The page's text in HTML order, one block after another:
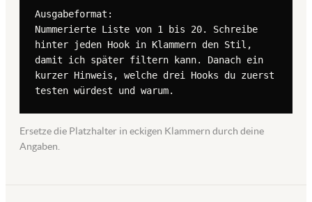
Ausgabeformat:
Nummerierte Liste von 1 bis 20. Schreibe
hinter jeden Hook in Klammern den Stil,
damit ich später filtern kann. Danach ein
kurzer Hinweis, welche drei Hooks du zuerst
testen würdest und warum.
Ersetze die Platzhalter in eckigen Klammern durch deine
Angaben.